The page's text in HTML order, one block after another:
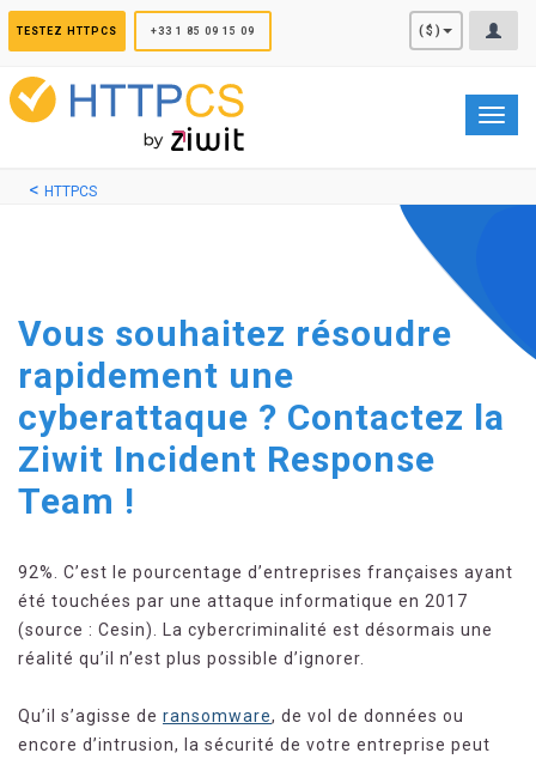
TESTEZ HTTPCS +33 1 85 09 15 09 ($)
HTTPCS
Vous souhaitez résoudre
rapidement une
cyberattaque ? Contactez la
Ziwit Incident Response
Team !
92%. C’est le pourcentage d’entreprises françaises ayant
été touchées par une attaque informatique en 2017
(source : Cesin). La cybercriminalité est désormais une
réalité qu’il n’est plus possible d’ignorer.
Qu’il s’agisse de ransomware, de vol de données ou
encore d’intrusion, la sécurité de votre entreprise peut
Panneau de gestion des cookies